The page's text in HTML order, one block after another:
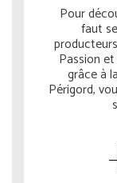
Pour
faut
Passion
grâce à
Périgord,